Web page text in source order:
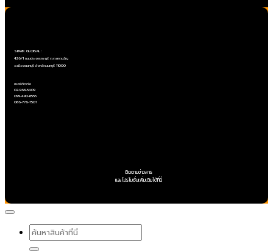
SPARK GLOBAL :
426/1 ถนนประชาราษฎร์ ต.ตลาดขวัญ
อ.เมืองนนทบุรี จังหวัดนนทบุรี 11000
เบอร์ติดต่อ
02-968-5409
099-490-8555
086-776-7507
ติดตามข่าวสาร
และโปรโมชั่นเพิ่มเติมได้ที่นี่
ค้นหา: